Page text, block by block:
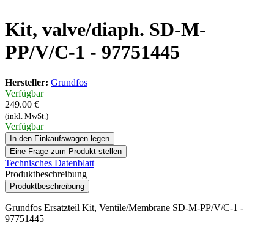
Kit, valve/diaph. SD-M-
PP/V/C-1 - 97751445
Hersteller: Grundfos
Verfügbar
249.00 €
(inkl. MwSt.)
Verfügbar
In den Einkaufswagen legen
Eine Frage zum Produkt stellen
Technisches Datenblatt
Produktbeschreibung
Produktbeschreibung
Grundfos Ersatzteil Kit, Ventile/Membrane SD-M-PP/V/C-1 -
97751445